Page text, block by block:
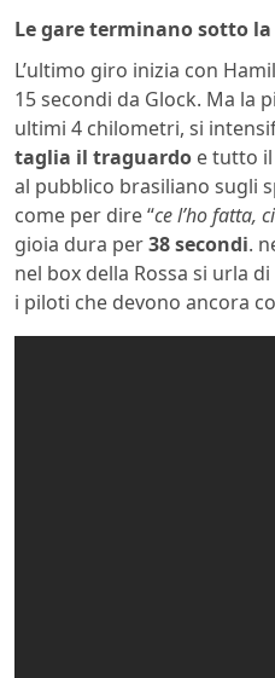
Le gare terminano sotto
L’ultimo giro inizia con
15 secondi da Glock. Ma la
ultimi 4 chilometri, si
taglia il traguardo e tutto
al pubblico brasiliano sugli
come per dire “ce l’ho fatta,
gioia dura per38 secondi.
nel box della Rossa si urla
i piloti che devono ancora